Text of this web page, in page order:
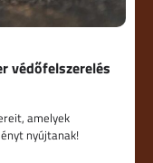
védőfelszerelés
amelyek
nyújtanak!